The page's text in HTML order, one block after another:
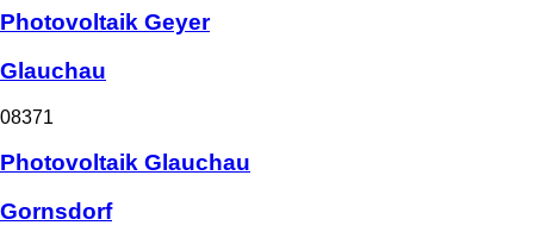
Photovoltaik Geyer
Glauchau
08371
Photovoltaik Glauchau
Gornsdorf